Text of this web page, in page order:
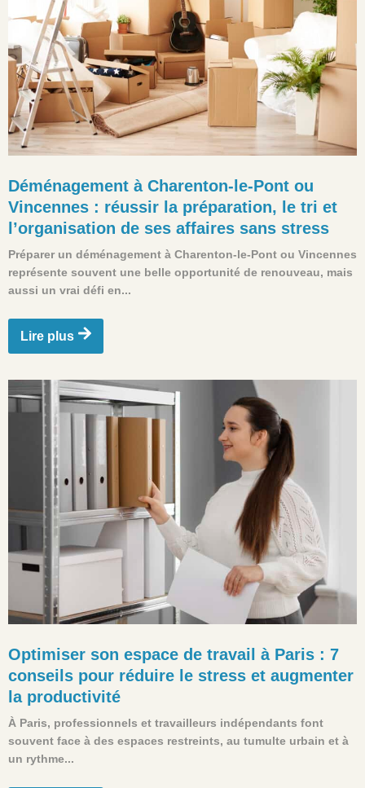
Déménagement à Charenton-le-Pont ou
Vincennes : réussir la préparation, le tri et
l’organisation de ses affaires sans stress
Préparer un déménagement à Charenton-le-Pont ou Vincennes
représente souvent une belle opportunité de renouveau, mais
aussi un vrai défi en...
Lire plus
Optimiser son espace de travail à Paris : 7
conseils pour réduire le stress et augmenter
la productivité
À Paris, professionnels et travailleurs indépendants font
souvent face à des espaces restreints, au tumulte urbain et à
un rythme...